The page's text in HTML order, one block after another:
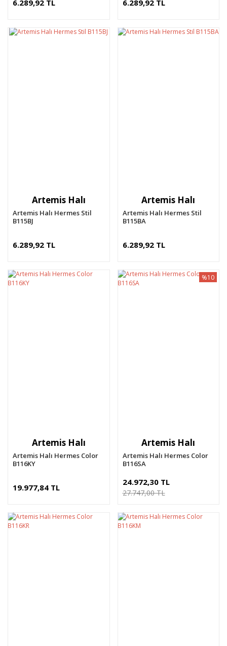
6.289,92 TL 6.289,92 TL
Artemis Halı
Artemis Halı Hermes Stil
B115BJ
6.289,92 TL
Artemis Halı
Artemis Halı Hermes Stil
B115BA
6.289,92 TL
Artemis Halı
Artemis Halı Hermes Color
B116KY
19.977,84 TL
Artemis Halı
Artemis Halı Hermes Color
B116SA
%10
24.972,30 TL
27.747,00 TL